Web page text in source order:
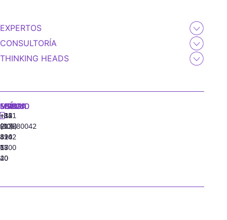
EXPERTOS
CONSULTORÍA
THINKING HEADS
MADRID
+34
91
310
77
40
MIAMI
+1
(305)
424
13
20
SEÚL
+82
(10)
8942
6800
LISBOA
‪+351
213880042